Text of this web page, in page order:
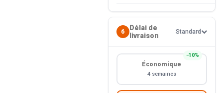
6
Délai de
livraison
Standard
−10%
Économique
4 semaines